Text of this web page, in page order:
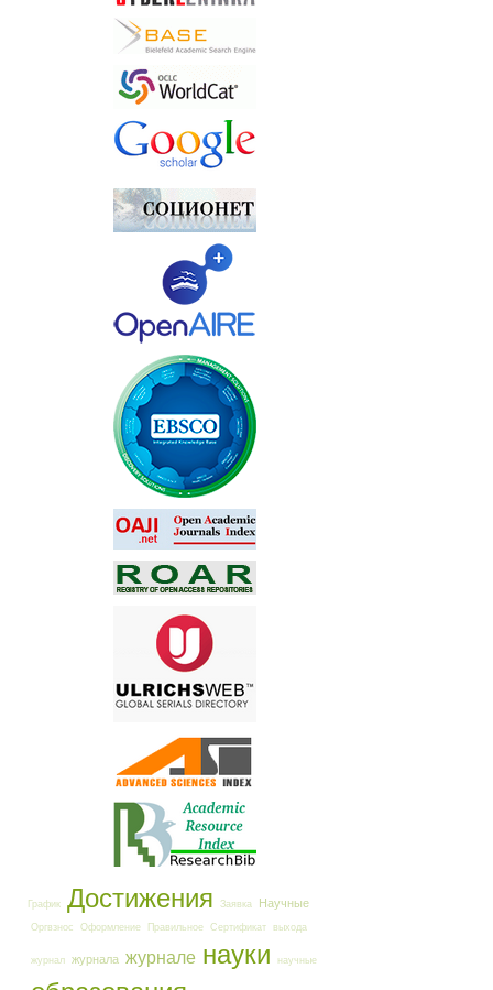
График Достижения Заявка Научные
Оргвзнос Оформление Правильное Сертификат выхода
журнал журнала журнале науки научные